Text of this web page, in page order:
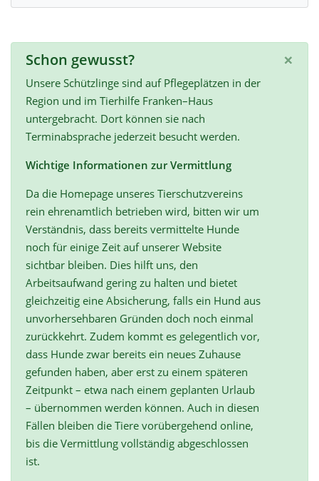
×
Schon gewusst?
Unsere Schützlinge sind auf Pflegeplätzen in der
Region und im Tierhilfe Franken–Haus
untergebracht. Dort können sie nach
Terminabsprache jederzeit besucht werden.
Wichtige Informationen zur Vermittlung
Da die Homepage unseres Tierschutzvereins
rein ehrenamtlich betrieben wird, bitten wir um
Verständnis, dass bereits vermittelte Hunde
noch für einige Zeit auf unserer Website
sichtbar bleiben. Dies hilft uns, den
Arbeitsaufwand gering zu halten und bietet
gleichzeitig eine Absicherung, falls ein Hund aus
unvorhersehbaren Gründen doch noch einmal
zurückkehrt. Zudem kommt es gelegentlich vor,
dass Hunde zwar bereits ein neues Zuhause
gefunden haben, aber erst zu einem späteren
Zeitpunkt – etwa nach einem geplanten Urlaub
– übernommen werden können. Auch in diesen
Fällen bleiben die Tiere vorübergehend online,
bis die Vermittlung vollständig abgeschlossen
ist.